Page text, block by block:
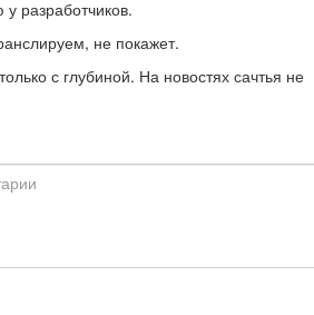
разработчиков.
не покажет.
с глубиной. На новостях сачтья не